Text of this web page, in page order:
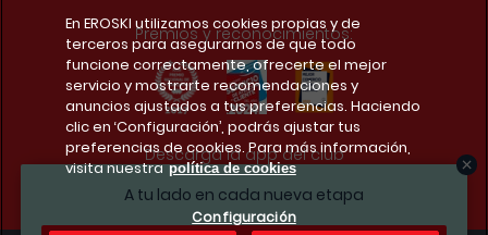
A tu lado en cada nueva etapa
Premios y reconocimientos:
Descarga la app del club
En EROSKI utilizamos cookies propias y de
terceros para asegurarnos de que todo
funcione correctamente, ofrecerte el mejor
servicio y mostrarte recomendaciones y
anuncios ajustados a tus preferencias. Haciendo
clic en ‘Configuración’, podrás ajustar tus
preferencias de cookies. Para más información,
visita nuestra política de cookies
Configuración